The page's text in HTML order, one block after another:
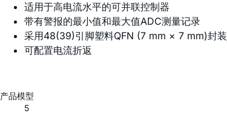
适用于高电流水平的可并联控制器
带有警报的最小值和最大值ADC测量记录
采用48(39)引脚塑料QFN (7 mm × 7 mm)封装
可配置电流折返
产品模型
5